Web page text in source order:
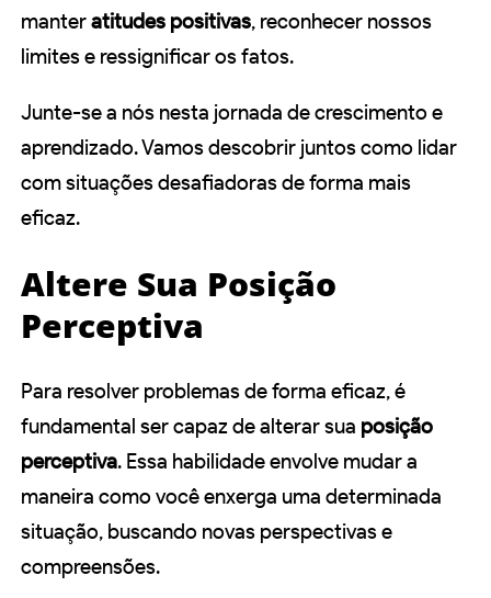
manteratitudes positivas, reconhecer nossos
limites e ressignificar os fatos.
Junte-se a nós nesta jornada de crescimento e
aprendizado. Vamos descobrir juntos como lidar
com situações desafiadoras de forma mais
eficaz.
Altere Sua Posição
Perceptiva
Para resolver problemas de forma eficaz, é
fundamental ser capaz de alterar sua posição
perceptiva. Essa habilidade envolve mudar a
maneira como você enxerga uma determinada
situação, buscando novas perspectivas e
compreensões.